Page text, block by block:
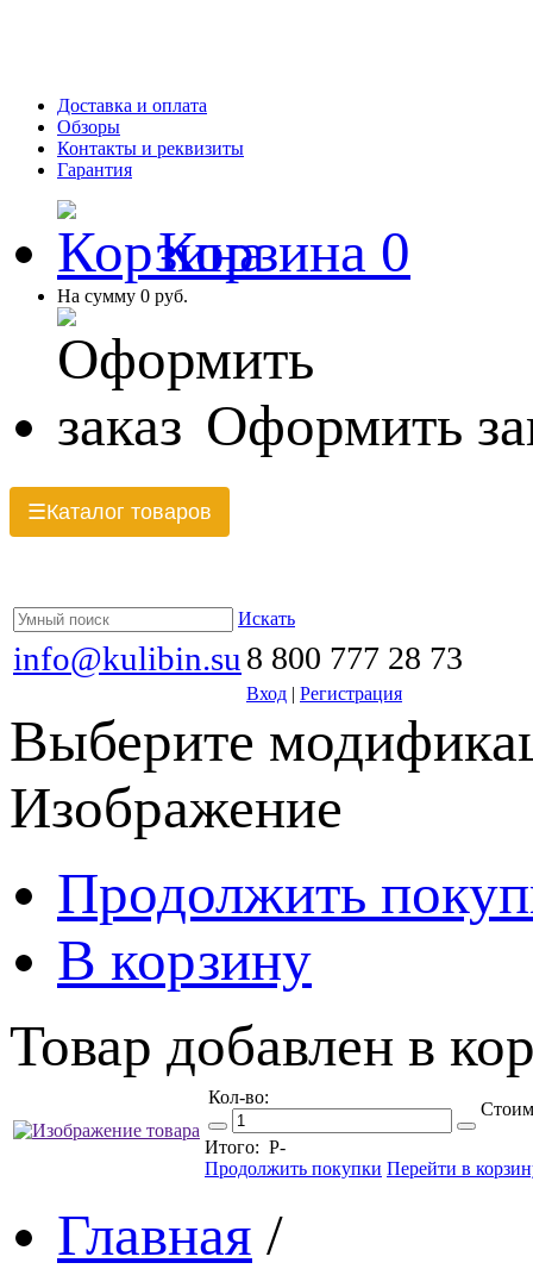
Доставка и оплата
Обзоры
Контакты и реквизиты
Гарантия
Корзина 0
На сумму 0 руб.
Оформить
☰Каталог товаров
Искать
info@kulibin.su 8 800 777 28 73
Вход | Регистрация
Выберите
Изображение
Продолжить
В корзину
Товар добавлен в
Кол-во:
Итого: Р-
Продолжить покупки Перейти в
Главная /